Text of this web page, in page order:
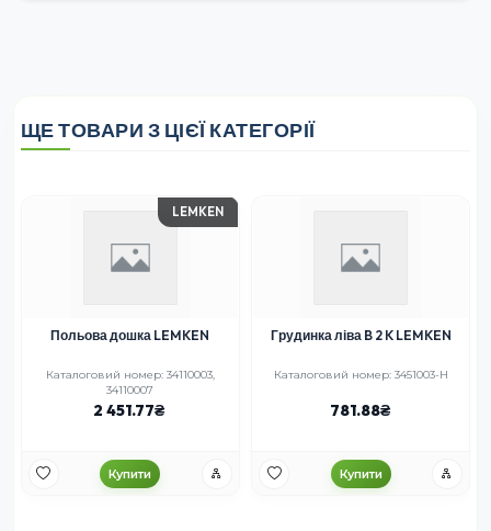
ЩЕ ТОВАРИ З ЦІЄЇ КАТЕГОРІЇ
Грудинка ліва B 2 K LEMKEN
Каталоговий номер: 3451003-H
781.88
Купити
Леміш правий SSP332 RABE
Каталоговий номер: SSP332 OSE-PP,
2 291.92
Купити